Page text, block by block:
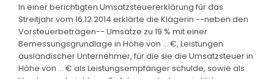
In einer berichtigten Umsatzsteuererklärung für das
Streitjahr vom 16.12.2014 erklärte die Klägerin --neben den
Vorsteuerbeträgen-- Umsätze zu 19 % mit einer
Bemessungsgrundlage in Höhe von ... €, Leistungen
ausländischer Unternehmer, für die sie die Umsatzsteuer in
Höhe von ... € als Leistungsempfänger schulde, sowie als